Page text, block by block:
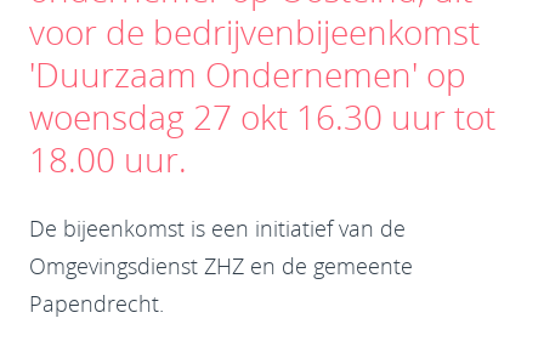
voor de bedrijvenbijeenkomst
'Duurzaam Ondernemen' op
woensdag 27 okt 16.30 uur tot
18.00 uur.
De bijeenkomst is een initiatief van de
Omgevingsdienst ZHZ en de gemeente
Papendrecht.